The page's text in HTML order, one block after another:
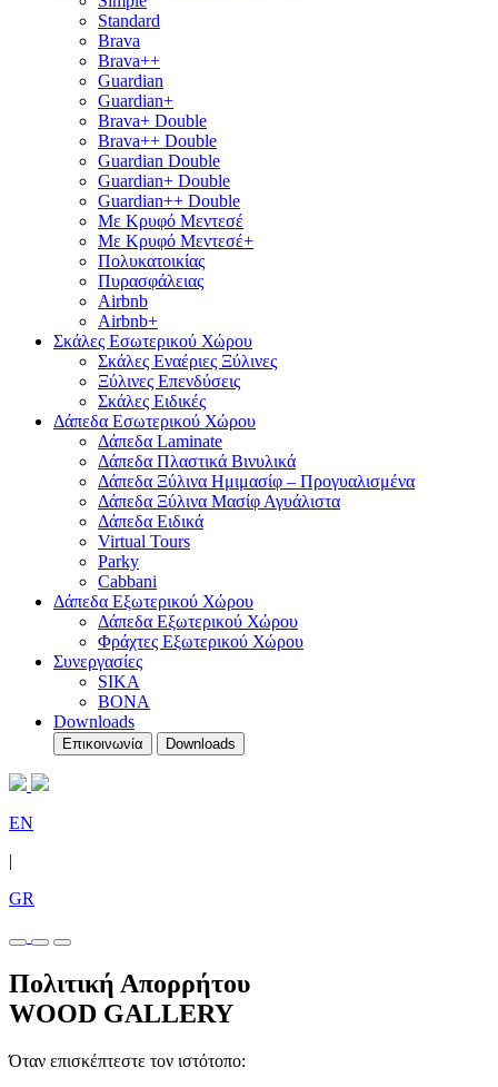
Standard
Brava
Brava++
Guardian
Guardian+
Brava+ Double
Brava++ Double
Guardian Double
Guardian+ Double
Guardian++ Double
Με Κρυφό Μεντεσέ
Με Κρυφό Μεντεσέ+
Πολυκατοικίας
Πυρασφάλειας
Airbnb
Airbnb+
Σκάλες Εσωτερικού Χώρου
Σκάλες Εναέριες Ξύλινες
Ξύλινες Επενδύσεις
Σκάλες Ειδικές
Δάπεδα Εσωτερικού Χώρου
Δάπεδα Laminate
Δάπεδα Πλαστικά Βινυλικά
Δάπεδα Ξύλινα Ημιμασίφ – Προγυαλισμένα
Δάπεδα Ξύλινα Μασίφ Αγυάλιστα
Δάπεδα Ειδικά
Virtual Tours
Parky
Cabbani
Δάπεδα Εξωτερικού Χώρου
Δάπεδα Εξωτερικού Χώρου
Φράχτες Εξωτερικού Χώρου
Συνεργασίες
SIKA
BONA
Downloads
Επικοινωνία Downloads
EN
|
GR
Πολιτική Απορρήτου
WOOD GALLERY
Όταν επισκέπτεστε τον ιστότοπο: